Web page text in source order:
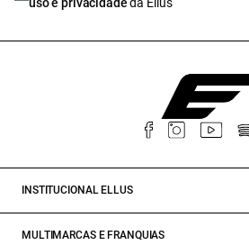
INSTITUCIONAL ELLUS
MULTIMARCAS E FRANQUIAS